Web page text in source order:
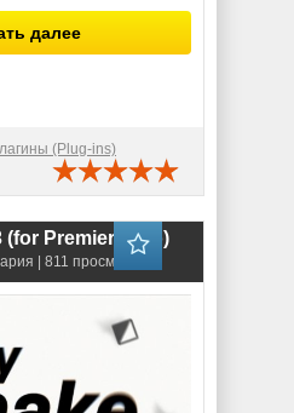
далее
(Plug-ins)
(for Premiere Pro)
| 811 просмотров